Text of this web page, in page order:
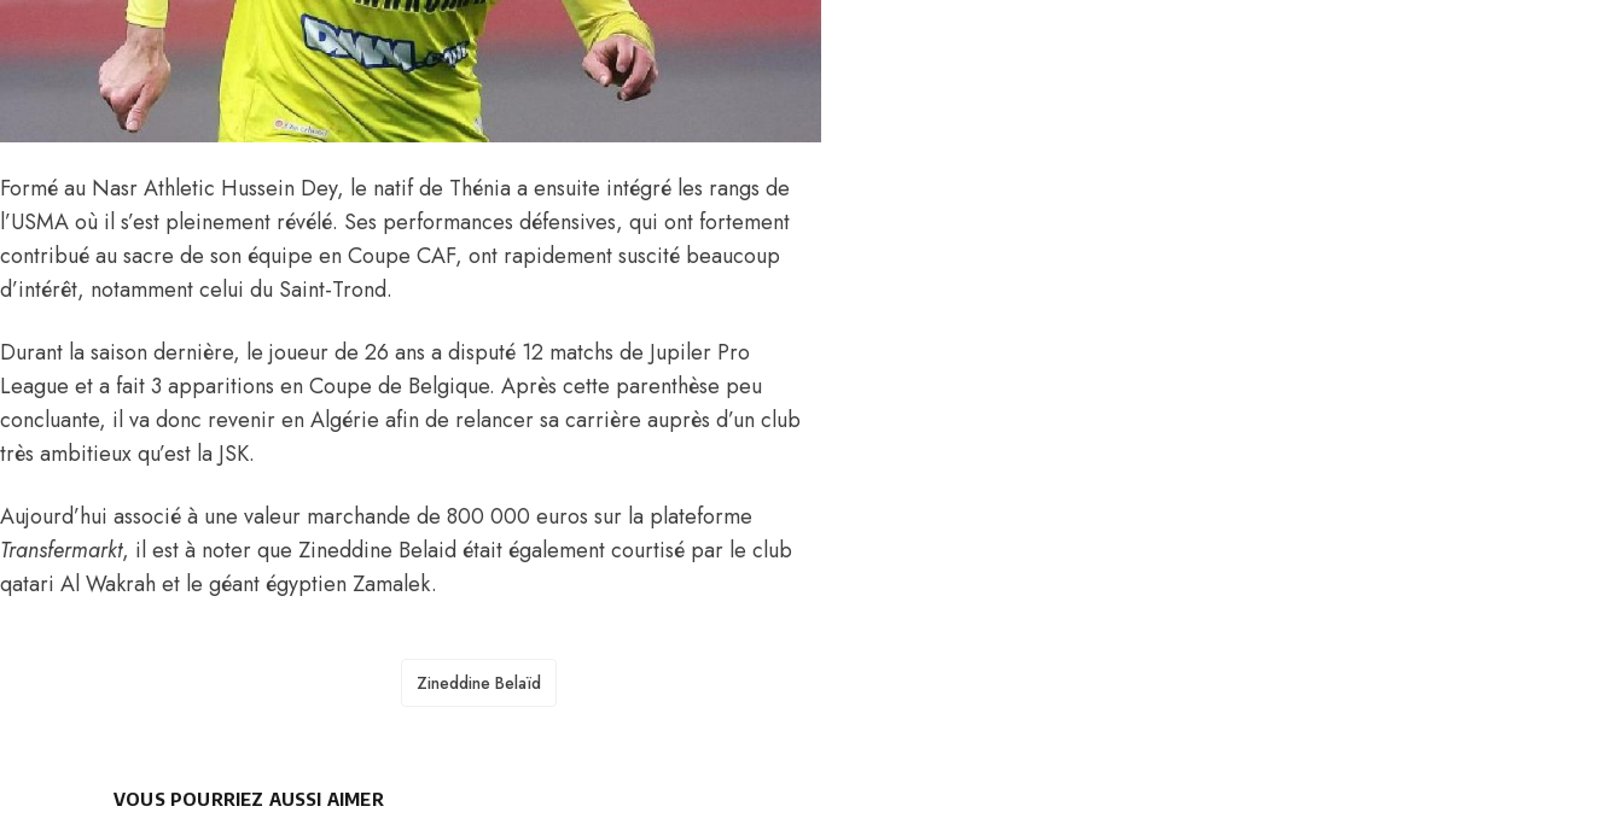
Formé au Nasr Athletic Hussein Dey, le natif de Thénia a ensuite intégré les rangs de
l’USMA où il s’est pleinement révélé. Ses performances défensives, qui ont fortement
contribué au sacre de son équipe en Coupe CAF, ont rapidement suscité beaucoup
d’intérêt, notamment celui du Saint-Trond.
Durant la saison dernière, le joueur de 26 ans a disputé 12 matchs de Jupiler Pro
League et a fait 3 apparitions en Coupe de Belgique. Après cette parenthèse peu
concluante, il va donc revenir en Algérie afin de relancer sa carrière auprès d’un club
très ambitieux qu’est la JSK.
Aujourd’hui associé à une valeur marchande de 800 000 euros sur la plateforme
Transfermarkt, il est à noter que Zineddine Belaid était également courtisé par le club
qatari Al Wakrah et le géant égyptien Zamalek.
TAGS
Zineddine Belaïd
VOUS POURRIEZ AUSSI AIMER